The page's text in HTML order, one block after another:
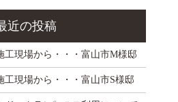
工現場から・・・富山市M様邸
工現場から・・・富山市S様邸